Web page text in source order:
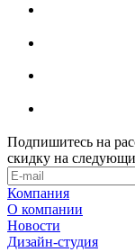
Подпишитесь на
скидку на
Компания
О компании
Новости
Дизайн-студия